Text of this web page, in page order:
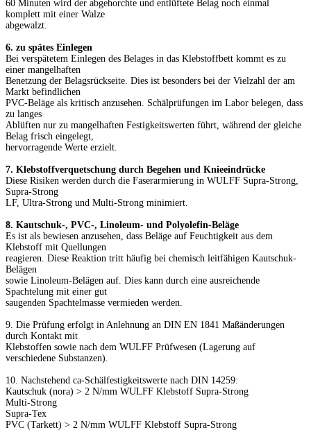
60 Minuten wird der abgehorchte und entlüftete Belag noch einmal
komplett mit einer Walze
abgewalzt.
6. zu spätes Einlegen
Bei verspätetem Einlegen des Belages in das Klebstoffbett kommt es zu
einer mangelhaften
Benetzung der Belagsrückseite. Dies ist besonders bei der Vielzahl der am
Markt befindlichen
PVC-Beläge als kritisch anzusehen. Schälprüfungen im Labor belegen, dass
zu langes
Ablüften nur zu mangelhaften Festigkeitswerten führt, während der gleiche
Belag frisch eingelegt,
hervorragende Werte erzielt.
7. Klebstoffverquetschung durch Begehen und Knieeindrücke
Diese Risiken werden durch die Faserarmierung in WULFF Supra-Strong,
Supra-Strong
LF, Ultra-Strong und Multi-Strong minimiert.
8. Kautschuk-, PVC-, Linoleum- und Polyolefin-Beläge
Es ist als bewiesen anzusehen, dass Beläge auf Feuchtigkeit aus dem
Klebstoff mit Quellungen
reagieren. Diese Reaktion tritt häufig bei chemisch leitfähigen Kautschuk-
Belägen
sowie Linoleum-Belägen auf. Dies kann durch eine ausreichende
Spachtelung mit einer gut
saugenden Spachtelmasse vermieden werden.
9. Die Prüfung erfolgt in Anlehnung an DIN EN 1841 Maßänderungen
durch Kontakt mit
Klebstoffen sowie nach dem WULFF Prüfwesen (Lagerung auf
verschiedene Substanzen).
10. Nachstehend ca-Schälfestigkeitswerte nach DIN 14259:
Kautschuk (nora) > 2 N/mm WULFF Klebstoff Supra-Strong
Multi-Strong
Supra-Tex
PVC (Tarkett) > 2 N/mm WULFF Klebstoff Supra-Strong